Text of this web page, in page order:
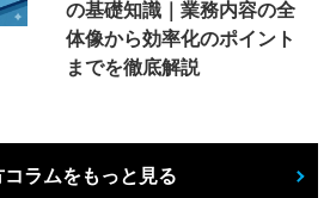
の基礎知識｜業務内容の全
体像から効率化のポイント
までを徹底解説
コラムをもっと見る